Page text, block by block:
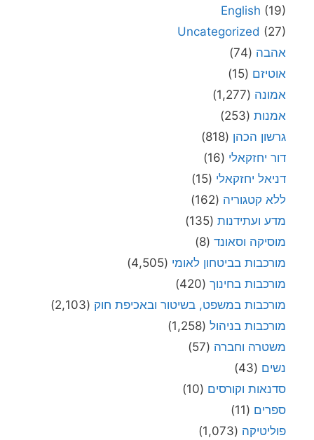
English (19)
Uncategorized (27)
אהבה (74)
אוטיזם (15)
אמונה (1,277)
אמנות (253)
גרשון הכהן (818)
דור יחזקאלי (16)
דניאל יחזקאלי (15)
ללא קטגוריה (162)
מדע ועתידנות (135)
מוסיקה וסאונד (8)
מורכבות בביטחון לאומי (4,505)
מורכבות בחינוך (420)
מורכבות במשפט, בשיטור ובאכיפת חוק (2,103)
מורכבות בניהול (1,258)
משטרה וחברה (57)
נשים (43)
סדנאות וקורסים (10)
ספרים (11)
פוליטיקה (1,073)